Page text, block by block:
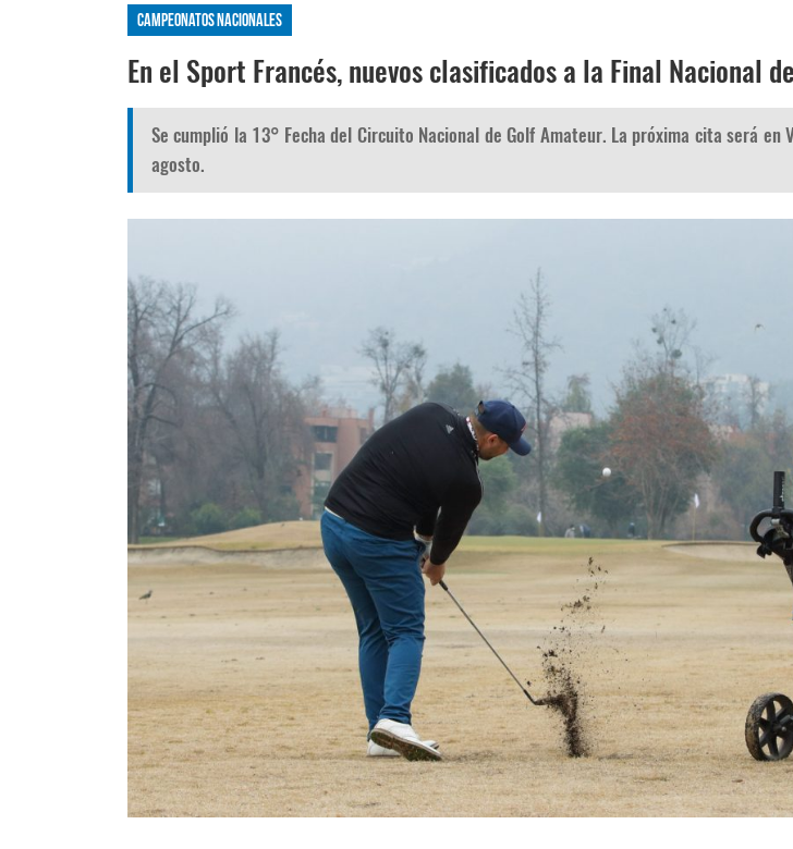
Campeonatos nacionales
En el Sport Francés, nuevos clasificados a la Final Nacional
Se cumplió la 13° Fecha del Circuito Nacional de Golf Amateur. La próxima cita será en
agosto.